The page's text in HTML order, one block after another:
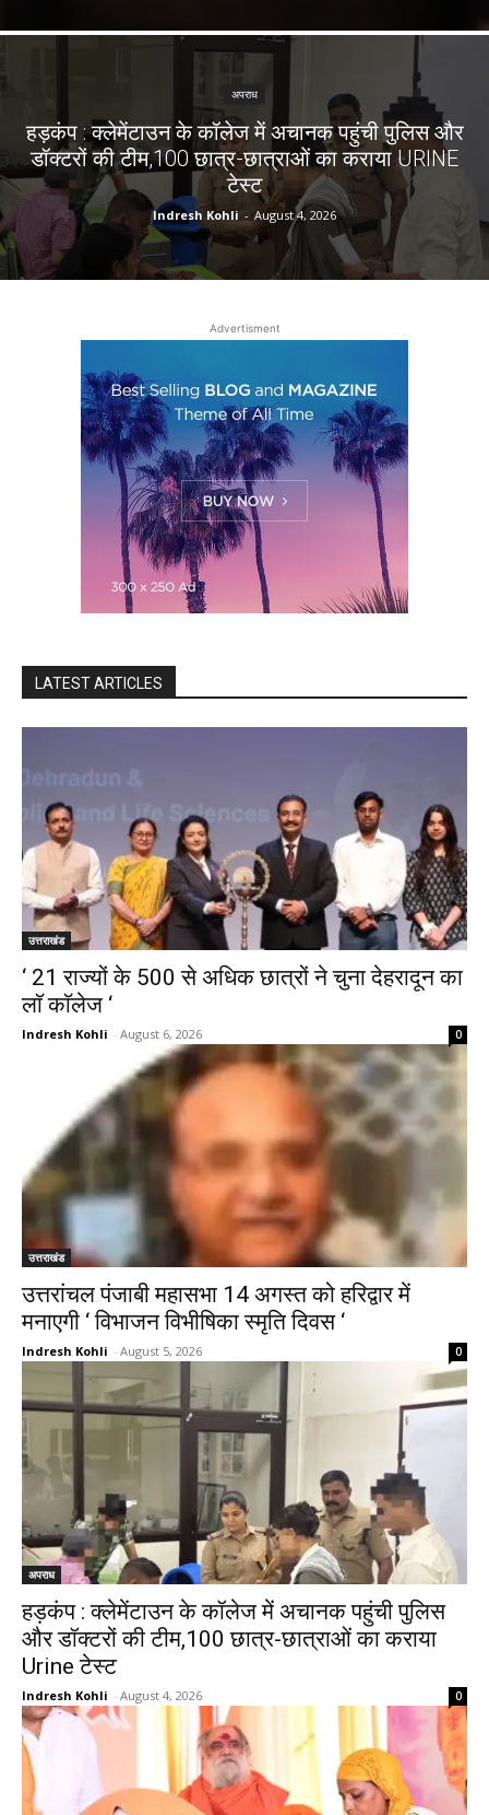
अपराध
हड़कंप : क्लेमेंटाउन के कॉलेज में अचानक पहुंची पुलिस और
डॉक्टरों की टीम,100 छात्र-छात्राओं का कराया URINE
टेस्ट
Indresh Kohli - August 4, 2026
Advertisment
LATEST ARTICLES
उत्तराखंड
‘ 21 राज्यों के 500 से अधिक छात्रों ने चुना देहरादून का
लाॅ काॅलेज ‘
Indresh Kohli - August 6, 2026 0
उत्तराखंड
उत्तरांचल पंजाबी महासभा 14 अगस्त को हरिद्वार में
मनाएगी ‘ विभाजन विभीषिका स्मृति दिवस ‘
Indresh Kohli - August 5, 2026 0
अपराध
हड़कंप : क्लेमेंटाउन के कॉलेज में अचानक पहुंची पुलिस
और डॉक्टरों की टीम,100 छात्र-छात्राओं का कराया
Urine टेस्ट
Indresh Kohli - August 4, 2026 0